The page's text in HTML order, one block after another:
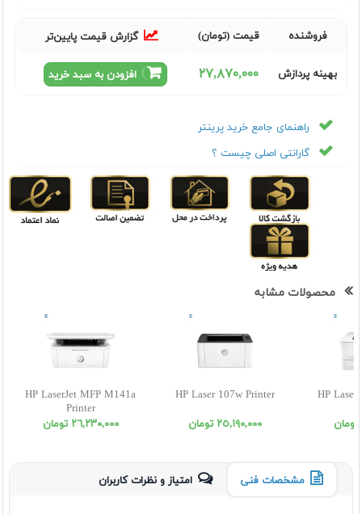
فروشنده قیمت (تومان) گزارش قیمت پایین‌تر
بهینه پردازش ٢٧,٨٧٠,٠٠٠ افزودن به سبد خرید
راهنمای جامع خرید پرینتر
گارانتی اصلی چیست ؟
محصولات مشابه
HP LaserJet MFP M141a
Printer
٢٦,٢٣٠,٠٠٠ تومان
HP Laser 107w Printer
٢٥,١٩٠,٠٠٠ تومان
HP
مشخصات فنی امتیاز و نظرات کاربران